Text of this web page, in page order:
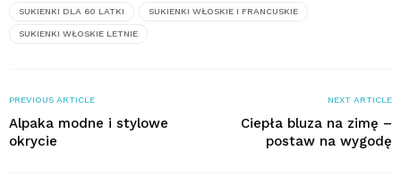
SUKIENKI DLA 60 LATKI SUKIENKI WŁOSKIE I FRANCUSKIE
SUKIENKI WŁOSKIE LETNIE
PREVIOUS ARTICLE
Alpaka modne i stylowe
okrycie
NEXT ARTICLE
Ciepła bluza na zimę –
postaw na wygodę